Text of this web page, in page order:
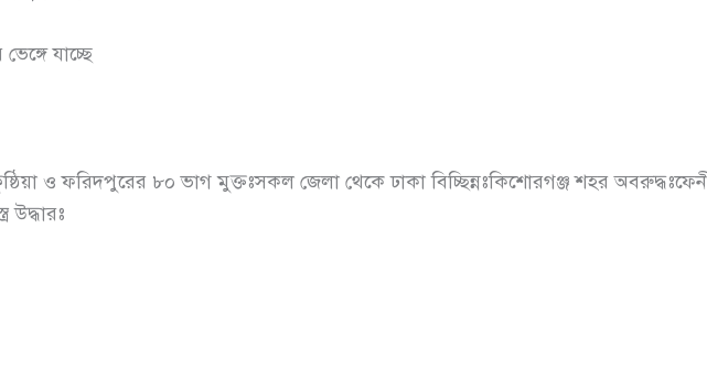
যাচ্ছে
ও ফরিদপুরের ৮০ ভাগ মুক্তঃসকল জেলা থেকে ঢাকা বিচ্ছিন্নঃকিশোরগঞ্জ শহর
উদ্ধারঃ